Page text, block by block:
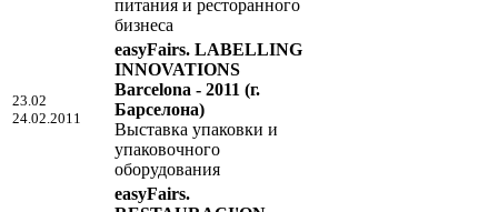
питания и ресторанного
бизнеса
23.02
24.02.2011
easyFairs. LABELLING
INNOVATIONS
Barcelona - 2011 (г.
Барселона)
Выставка упаковки и
упаковочного
оборудования
easyFairs.